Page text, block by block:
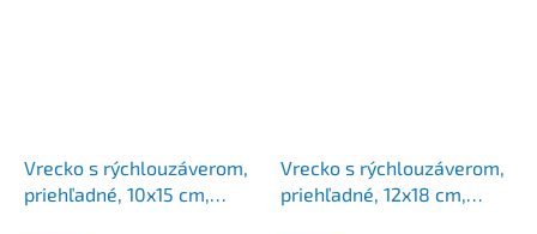
Vrecko s rýchlouzáverom,
priehľadné, 10x15 cm,
Vrecko s rýchlouzáverom,
priehľadné, 12x18 cm,